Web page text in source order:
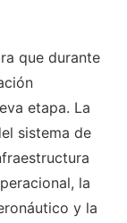
que durante
etapa. La
sistema de
la
y la